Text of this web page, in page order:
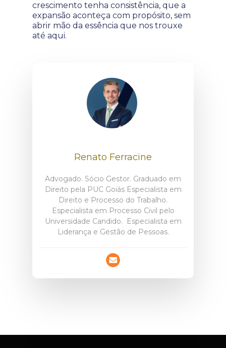
crescimento tenha consistência, que a
expansão aconteça com propósito, sem
abrir mão da essência que nos trouxe
até aqui.
Renato Ferracine
Advogado. Sócio Gestor. Graduado em
Direito pela PUC Goiás Especialista em
Direito e Processo do Trabalho.
Especialista em Processo Civil pelo
Universidade Candido. Especialista em
Liderança e Gestão de Pessoas.